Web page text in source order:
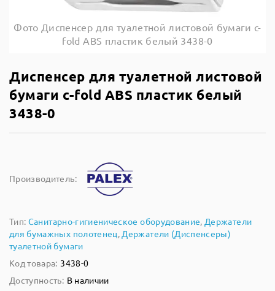
Фото Диспенсер для туалетной листовой бумаги с-
fold ABS пластик белый 3438-0
Диспенсер для туалетной листовой
бумаги с-fold ABS пластик белый
3438-0
Производитель:
Тип: Санитарно-гигиеническое оборудование, Держатели
для бумажных полотенец, Держатели (Диспенсеры)
туалетной бумаги
Код товара: 3438-0
Доступность: В наличии